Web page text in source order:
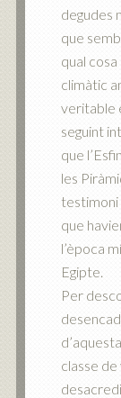
degudes
que
qual cosa
climàtic
veritable
seguint
que
les
testimoni
que
l’època
Egipte.
Per
classe de